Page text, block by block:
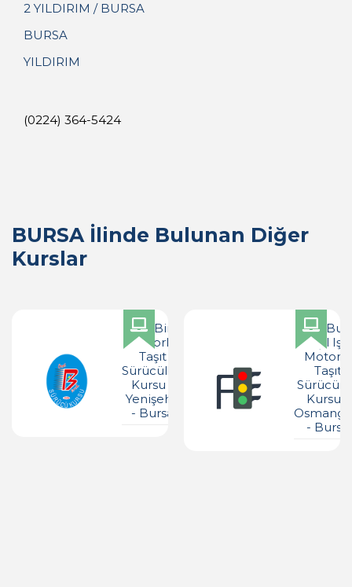
2 YILDIRIM / BURSA
BURSA
YILDIRIM
(0224) 364-5424
BURSA İlinde Bulunan Diğer
Kurslar
Özel Birol
Motorlu
Taşıt
Sürücüleri
Kursu -
Yenişehir
- Bursa
Özel
Yeşil Işık
Motorlu
Taşıt
Kursu -
- Bursa